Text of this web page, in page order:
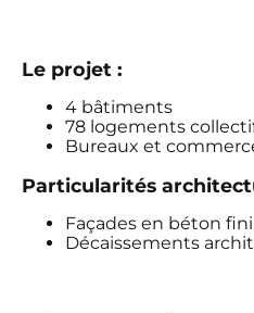
Le projet :
4 bâtiments
78 logements
Bureaux et
Particularités
Façades en béton
Décaissements